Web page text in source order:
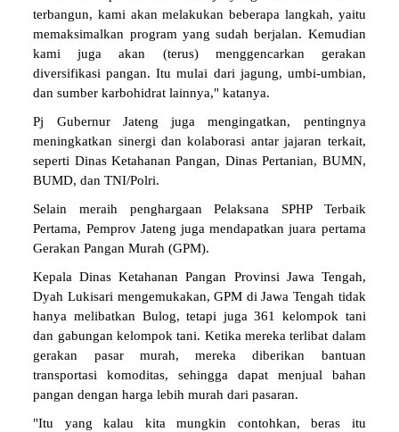
terbangun, kami akan melakukan beberapa langkah, yaitu
memaksimalkan program yang sudah berjalan. Kemudian
kami juga akan (terus) menggencarkan gerakan
diversifikasi pangan. Itu mulai dari jagung, umbi-umbian,
dan sumber karbohidrat lainnya," katanya.
Pj Gubernur Jateng juga mengingatkan, pentingnya
meningkatkan sinergi dan kolaborasi antar jajaran terkait,
seperti Dinas Ketahanan Pangan, Dinas Pertanian, BUMN,
BUMD, dan TNI/Polri.
Selain meraih penghargaan Pelaksana SPHP Terbaik
Pertama, Pemprov Jateng juga mendapatkan juara pertama
Gerakan Pangan Murah (GPM).
Kepala Dinas Ketahanan Pangan Provinsi Jawa Tengah,
Dyah Lukisari mengemukakan, GPM di Jawa Tengah tidak
hanya melibatkan Bulog, tetapi juga 361 kelompok tani
dan gabungan kelompok tani. Ketika mereka terlibat dalam
gerakan pasar murah, mereka diberikan bantuan
transportasi komoditas, sehingga dapat menjual bahan
pangan dengan harga lebih murah dari pasaran.
"Itu yang kalau kita mungkin contohkan, beras itu